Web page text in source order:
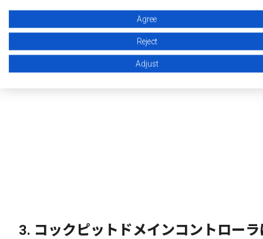
3. コックピットドメインコントロー
Agree
Reject
Adjust